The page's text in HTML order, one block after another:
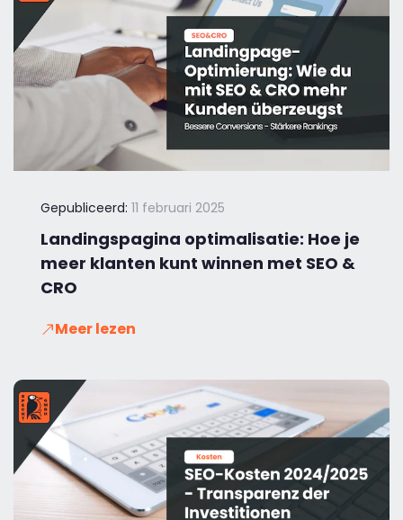
Gepubliceerd: 11 februari 2025
Landingspagina optimalisatie: Hoe je
meer klanten kunt winnen met SEO &
CRO
Meer lezen